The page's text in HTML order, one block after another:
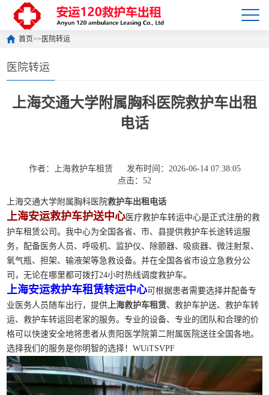
首页>> 医院转运
医院转运
上海交通大学附属胸科医院救护车出租
电话
作者：上海救护车租赁
发布时间：2026-06-14 07:38:05
点击：52
上海交通大学附属胸科医院救护车出租电话
上海安运救护车护送中心 医疗救护车转运中心是正式注册的救
护车租赁公司。我中心为全国各省、市、县提供救护车长途转运服
务，配备医务人员、呼吸机、监护仪、除颤器、吸痰器、微注射泵、
氧气瓶、担架、输液架等急救设备。并在全国各省市设立急救分公
司，无论在哪里都可拨打24小时热线调度救护车。
上海安运救护车租赁转运中心可根据患者需要选择并配备专
业医务人员随车出行，提供上海救护车租赁、救护车护送、救护车转
运、救护车转运回老家的服务。专业的设备、专业的团队和合理的价
格可以快速安全地将患者从贵阳医学院第二附属医院送往全国各地。
选择我们的服务是你明智的选择！WUiTSVPF